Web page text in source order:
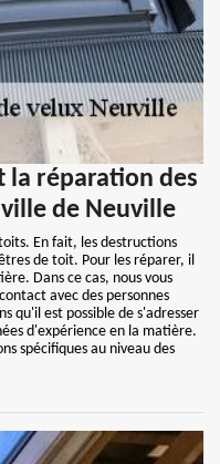
la réparation des
de Neuville
En fait, les destructions
de toit. Pour les réparer, il
Dans ce cas, nous vous
avec des personnes
qu'il est possible de s'adresser
d'expérience en la matière.
spécifiques au niveau des